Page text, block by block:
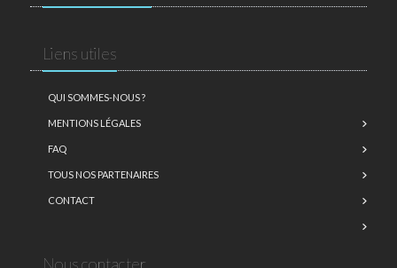
Liens utiles
QUI SOMMES-NOUS ?
MENTIONS LÉGALES
FAQ
TOUS NOS PARTENAIRES
CONTACT
Nous contacter